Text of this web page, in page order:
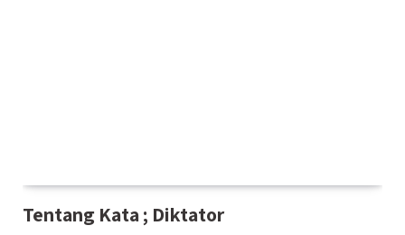
Tentang Kata ; Diktator